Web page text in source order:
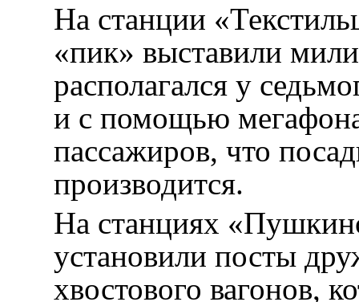
На станции
«пик» выставили
располагался у
и с помощью
пассажиров, что
производится.
На станциях
установили посты
хвостового вагонов,